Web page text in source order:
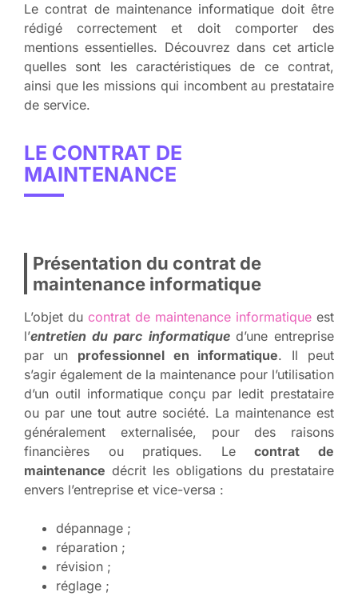
Le contrat de maintenance informatique doit être
rédigé correctement et doit comporter des
mentions essentielles. Découvrez dans cet article
quelles sont les caractéristiques de ce contrat,
ainsi que les missions qui incombent au prestataire
de service.
LE CONTRAT DE
MAINTENANCE
Présentation du contrat de
maintenance informatique
L’objet du contrat de maintenance informatique est
l’entretien du parc informatique d’une entreprise
par un professionnel en informatique. Il peut
s’agir également de la maintenance pour l’utilisation
d’un outil informatique conçu par ledit prestataire
ou par une tout autre société. La maintenance est
généralement externalisée, pour des raisons
financières ou pratiques. Lecontrat de
maintenance décrit les obligations du prestataire
envers l’entreprise et vice-versa :
dépannage ;
réparation ;
révision ;
réglage ;